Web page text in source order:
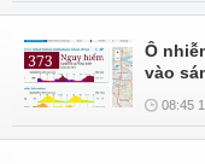
Ô
vào
08:45